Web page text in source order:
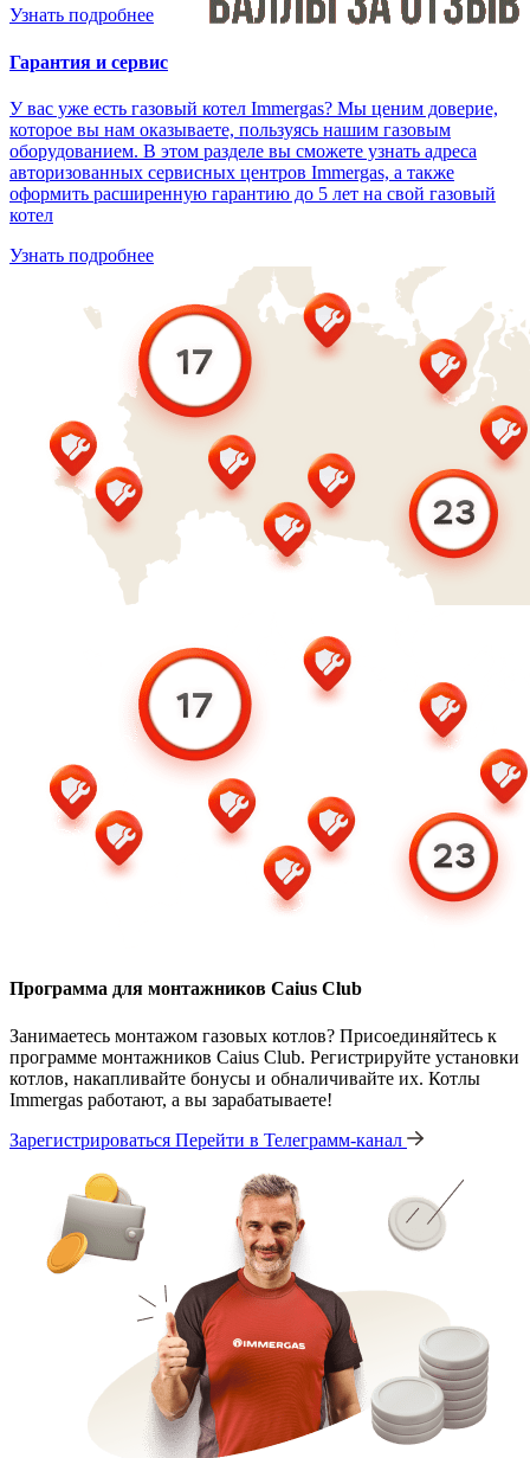
Узнать подробнее
Гарантия и сервис
У вас уже есть газовый котел Immergas? Мы ценим доверие,
которое вы нам оказываете, пользуясь нашим газовым
оборудованием. В этом разделе вы сможете узнать адреса
авторизованных сервисных центров Immergas, а также
оформить расширенную гарантию до 5 лет на свой газовый
котел
Узнать подробнее
Программа для монтажников Caius Club
Занимаетесь монтажом газовых котлов? Присоединяйтесь к
программе монтажников Caius Club. Регистрируйте установки
котлов, накапливайте бонусы и обналичивайте их. Котлы
Immergas работают, а вы зарабатываете!
Зарегистрироваться Перейти в Телеграмм-канал